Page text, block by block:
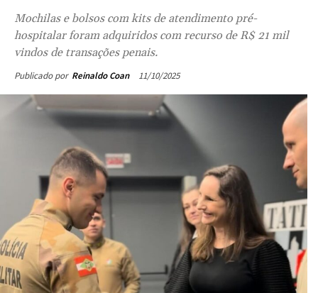
Mochilas e bolsos com kits de atendimento pré-
hospitalar foram adquiridos com recurso de R$ 21 mil
vindos de transações penais.
Publicado por Reinaldo Coan 11/10/2025